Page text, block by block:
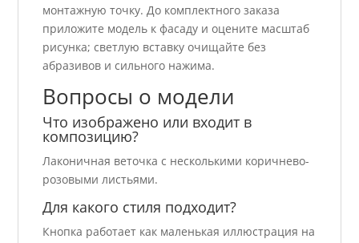
монтажную точку. До комплектного заказа
приложите модель к фасаду и оцените масштаб
рисунка; светлую вставку очищайте без
абразивов и сильного нажима.
Вопросы о модели
Что изображено или входит в
композицию?
Лаконичная веточка с несколькими коричнево-
розовыми листьями.
Для какого стиля подходит?
Кнопка работает как маленькая иллюстрация на